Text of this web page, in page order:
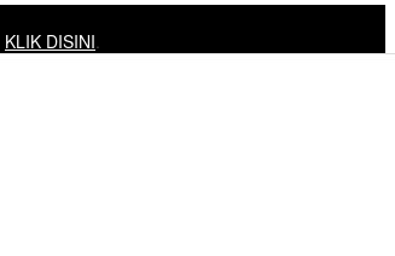
KLIK DISINI.